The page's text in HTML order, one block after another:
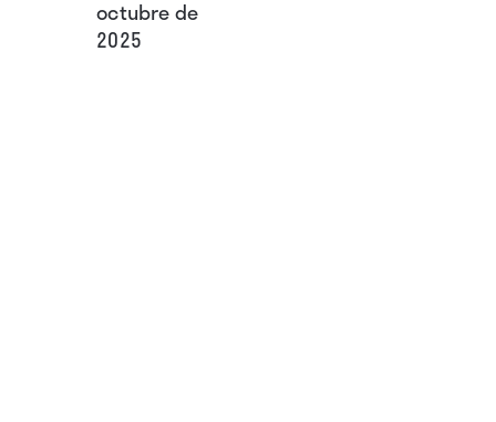
octubre de
2025